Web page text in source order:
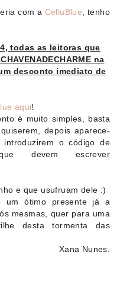
com a CelluBlue, tenho
todas as leitoras que
na
desconto imediato de
aqui!
é muito simples, basta
depois aparece-
o código de
devem escrever
e que usufruam dele :)
um ótimo presente já a
mesmas, quer para uma
desta tormenta das
Xana Nunes.